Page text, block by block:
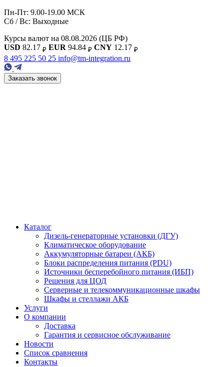
Пн-Пт: 9.00-19.00 МСК
Сб / Вс: Выходные
Курсы валют на 08.08.2026 (ЦБ РФ)
USD 82.17 ₽ EUR 94.84 ₽ CNY 12.17 ₽
8 495 225 50 25 info@tm-integration.ru
Заказать звонок
Каталог
Дизель-генераторные установки (ДГУ)
Климатическое оборудование
Аккумуляторные батареи (АКБ)
Блоки распределения питания (PDU)
Источники бесперебойного питания (ИБП)
Решения для ЦОД
Серверные и телекоммуникационные шкафы
Шкафы и стеллажи АКБ
Услуги
О компании
Доставка
Гарантия и сервисное обслуживание
Новости
Список сравнения
Контакты